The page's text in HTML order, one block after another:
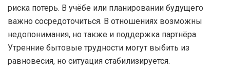
риска потерь. В учёбе или планировании будущего
важно сосредоточиться. В отношениях возможны
недопонимания, но также и поддержка партнёра.
Утренние бытовые трудности могут выбить из
равновесия, но ситуация стабилизируется.